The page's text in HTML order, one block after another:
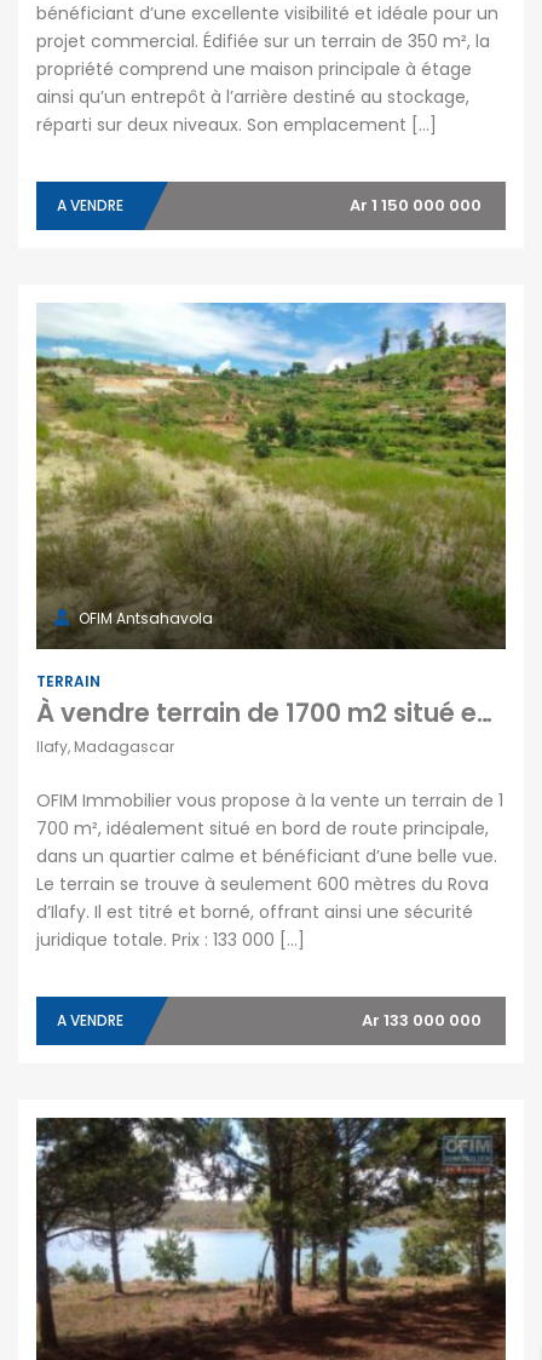
bénéficiant d’une excellente visibilité et idéale pour un
projet commercial. Édifiée sur un terrain de 350 m², la
propriété comprend une maison principale à étage
ainsi qu’un entrepôt à l’arrière destiné au stockage,
réparti sur deux niveaux. Son emplacement […]
A VENDRE Ar 1 150 000 000
OFIM Antsahavola
TERRAIN
À vendre terrain de 1700 m2 situé en bord de route principale dans un quartier calme
Ilafy, Madagascar
OFIM Immobilier vous propose à la vente un terrain de 1
700 m², idéalement situé en bord de route principale,
dans un quartier calme et bénéficiant d’une belle vue.
Le terrain se trouve à seulement 600 mètres du Rova
d’Ilafy. Il est titré et borné, offrant ainsi une sécurité
juridique totale. Prix : 133 000 […]
A VENDRE Ar 133 000 000